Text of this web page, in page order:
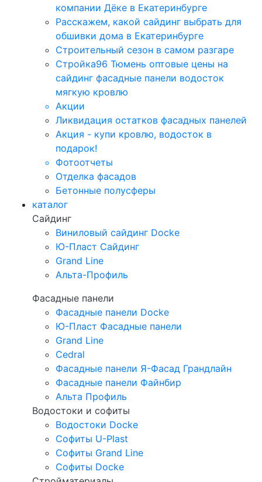
компании Дёке в Екатеринбурге
Расскажем, какой сайдинг выбрать для
обшивки дома в Екатеринбурге
Строительный сезон в самом разгаре
Стройка96 Тюмень оптовые цены на
сайдинг фасадные панели водосток
мягкую кровлю
Акции
Ликвидация остатков фасадных панелей
Акция - купи кровлю, водосток в
подарок!
Фотоотчеты
Отделка фасадов
Бетонные полусферы
каталог
Сайдинг
Виниловый сайдинг Docke
Ю-Пласт Сайдинг
Grand Line
Альта-Профиль
Фасадные панели
Фасадные панели Docke
Ю-Пласт Фасадные панели
Grand Line
Cedral
Фасадные панели Я-Фасад Грандлайн
Фасадные панели Файнбир
Альта Профиль
Водостоки и софиты
Водостоки Docke
Софиты U-Plast
Софиты Grand Line
Софиты Docke